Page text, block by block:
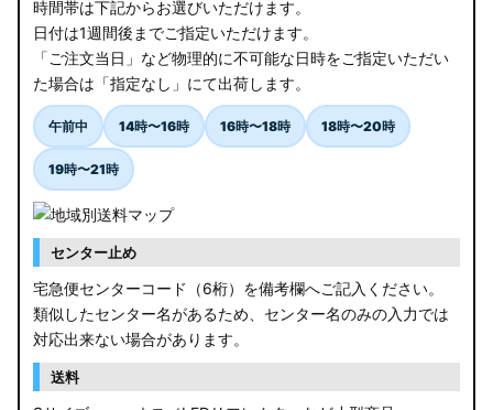
時間帯は下記からお選びいただけます。
日付は1週間後までご指定いただけます。
「ご注文当日」など物理的に不可能な日時をご指定いただい
た場合は「指定なし」にて出荷します。
午前中 14時〜16時 16時〜18時 18時〜20時
19時〜21時
センター止め
宅急便センターコード（6桁）を備考欄へご記入ください。
類似したセンター名があるため、センター名のみの入力では
対応出来ない場合があります。
送料